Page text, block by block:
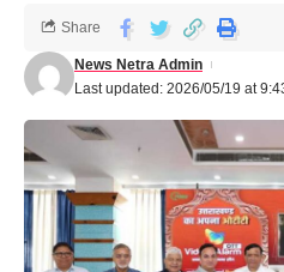
Last updated: 2026/05/19 at
News Netra Admin
Share